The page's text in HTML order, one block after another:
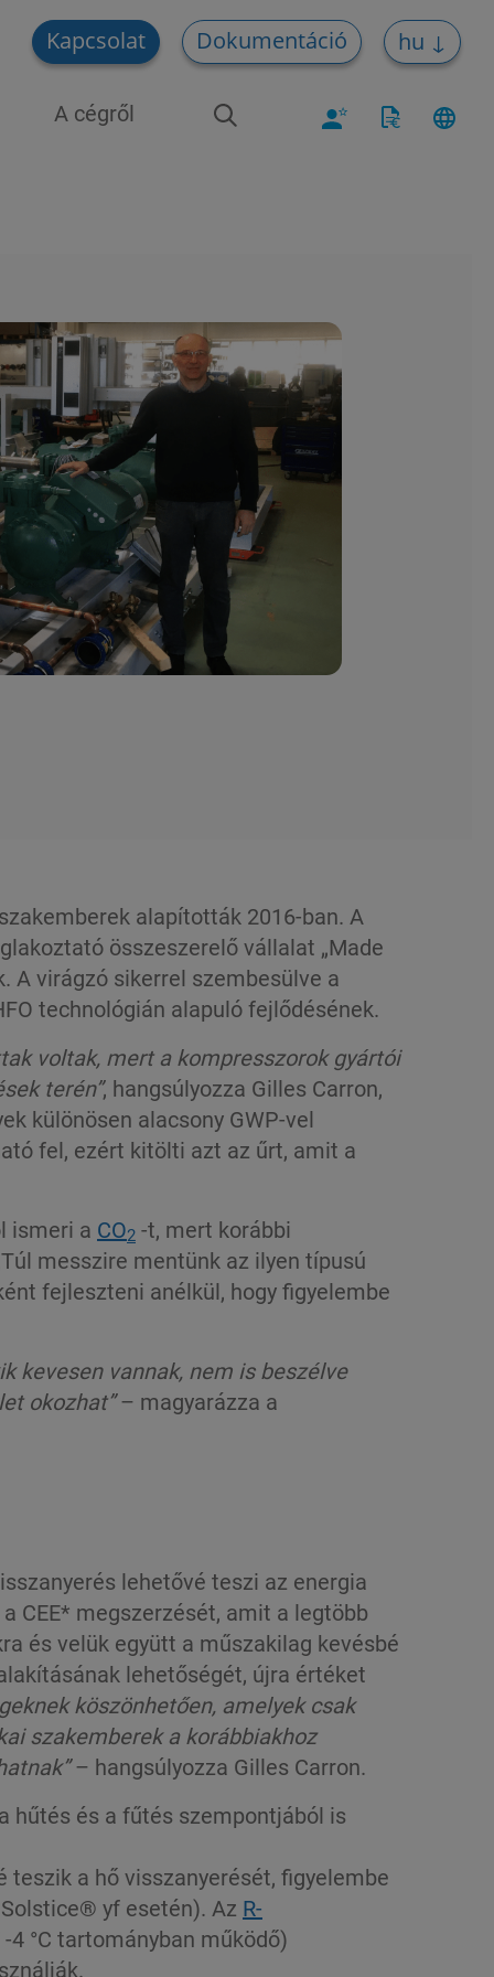
Kapcsolat Dokumentáció hu
A cégről
alapították 2016-ban. A
összeszerelő vállalat „Made
A virágzó sikerrel szembesülve a
technológián alapuló fejlődésének.
voltak, mert a kompresszorok gyártói
terén”, hangsúlyozza Gilles Carron,
különösen alacsony GWP-vel
fel, ezért kitölti azt az űrt, amit a
ismeri a CO2 -t, mert korábbi
messzire mentünk az ilyen típusú
fejleszteni anélkül, hogy figyelembe
kevesen vannak, nem is beszélve
okozhat”– magyarázza a
lehetővé teszi az energia
CEE* megszerzését, amit a legtöbb
és velük együtt a műszakilag kevésbé
lehetőségét, újra értéket
köszönhetően, amelyek csak
szakemberek a korábbiakhoz
– hangsúlyozza Gilles Carron.
hűtés és a fűtés szempontjából is
teszik a hő visszanyerését, figyelembe
yf esetén). Az R-
°C tartományban működő)